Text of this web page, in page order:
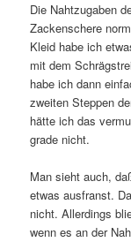
Die Nahtzugaben
Zackenschere
Kleid habe ich
mit dem
habe ich dann
zweiten Steppen
hätte ich das
grade nicht.
Man sieht auch,
etwas ausfranst.
nicht. Allerdings
wenn es an der